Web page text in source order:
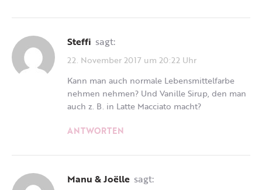
Steffi sagt:
22. November 2017 um 20:22 Uhr
Kann man auch normale Lebensmittelfarbe
nehmen nehmen? Und Vanille Sirup, den man
auch z. B. in Latte Macciato macht?
ANTWORTEN
Manu & Joëlle sagt: